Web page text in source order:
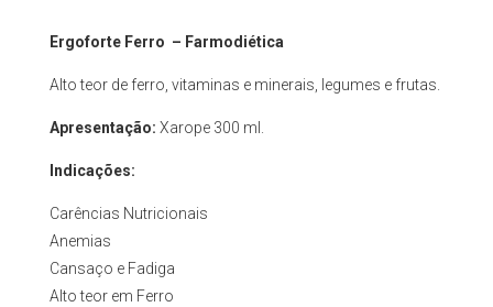
Ergoforte Ferro – Farmodiética
Alto teor de ferro, vitaminas e minerais, legumes e frutas.
Apresentação: Xarope 300 ml.
Indicações:
Carências Nutricionais
Anemias
Cansaço e Fadiga
Alto teor em Ferro